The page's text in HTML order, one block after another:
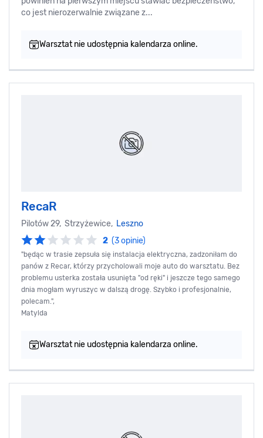
co jest nierozerwalnie związane z...
Warsztat nie udostępnia kalendarza online.
RecaR
Pilotów 29, Strzyżewice, Leszno
2 (3 opinie)
"będąc w trasie zepsuła się instalacja elektryczna, zadzoniłam do
panów z Recar, którzy przycholowali moje auto do warsztatu. Bez
problemu usterka została usunięta "od ręki" i jeszcze tego samego
dnia mogłam wyruszyc w dalszą drogę. Szybko i profesjonalnie,
polecam.",
Matylda
Warsztat nie udostępnia kalendarza online.